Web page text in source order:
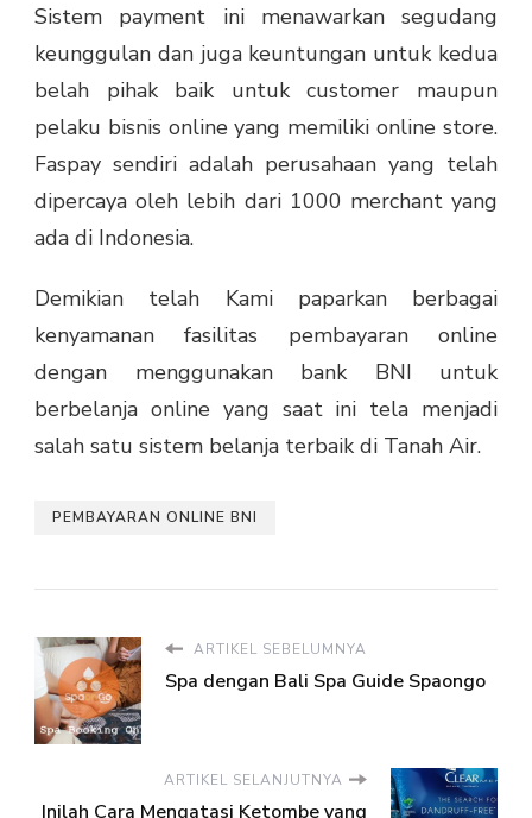
Sistem payment ini menawarkan segudang
keunggulan dan juga keuntungan untuk kedua
belah pihak baik untuk customer maupun
pelaku bisnis online yang memiliki online store.
Faspay sendiri adalah perusahaan yang telah
dipercaya oleh lebih dari 1000 merchant yang
ada di Indonesia.
Demikian telah Kami paparkan berbagai
kenyamanan fasilitas pembayaran online
dengan menggunakan bank BNI untuk
berbelanja online yang saat ini tela menjadi
salah satu sistem belanja terbaik di Tanah Air.
PEMBAYARAN ONLINE BNI
ARTIKEL SEBELUMNYA
Spa dengan Bali Spa Guide Spaongo
ARTIKEL SELANJUTNYA
Inilah Cara Mengatasi Ketombe yang